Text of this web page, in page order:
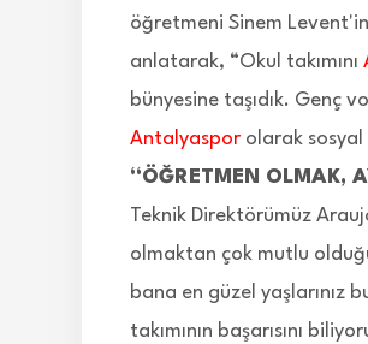
öğretmeni Sinem
anlatarak, “Okul takımını
bünyesine taşıdık. Genç
Antalyaspor olarak sosyal
“ÖĞRETMEN OLMAK,
Teknik Direktörümüz
olmaktan çok mutlu
bana en güzel yaşlarınız
takımının başarısını